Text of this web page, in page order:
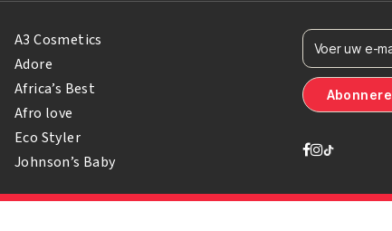
A3 Cosmetics
Adore
Africa’s Best
Afro love
Eco Styler
Johnson’s Baby